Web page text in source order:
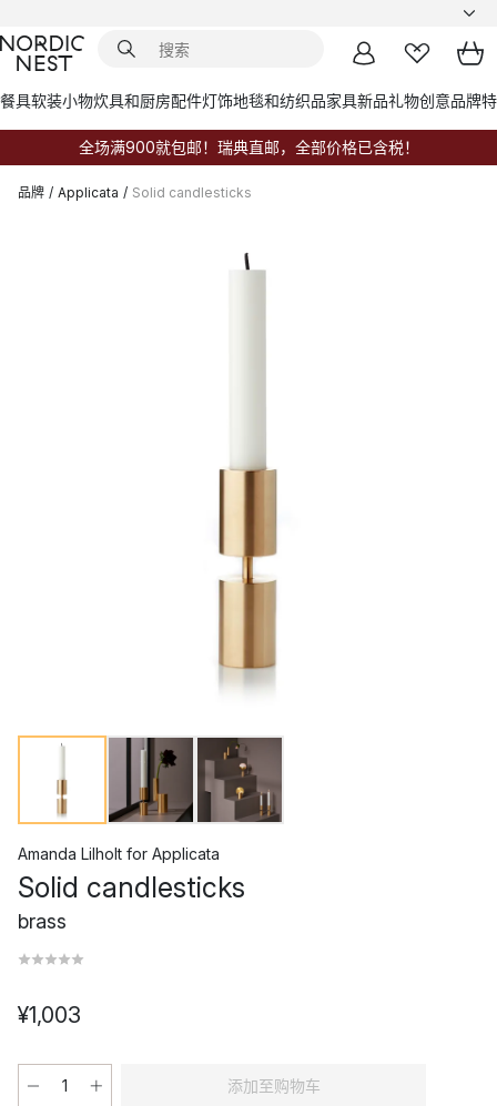
餐具软装小物炊具和厨房配件灯饰地毯和纺织品家具新品礼物创意品牌
全场满900就包邮！瑞典直邮，全部价格已含税！
品牌 / Applicata / Solid candlesticks
Amanda Lilholt for Applicata
Solid candlesticks
brass
¥1,003
添加至购物车